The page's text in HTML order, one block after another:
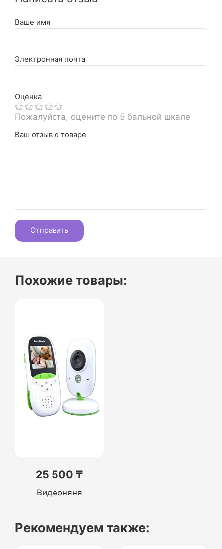
Ваше имя
Электронная почта
Оценка
Пожалуйста, оцените по 5 бальной шкале
Ваш отзыв о товаре
Похожие товары:
25 500 ₸
Видеоняня
Рекомендуем также: